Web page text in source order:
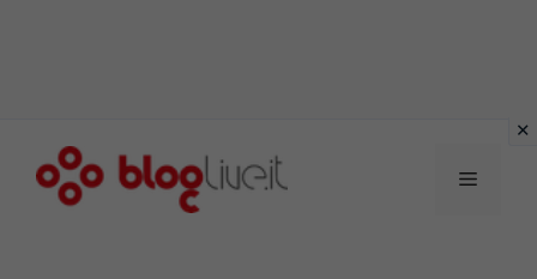
Menu